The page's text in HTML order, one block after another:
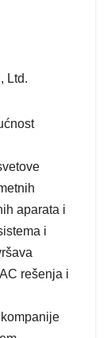
Ltd.
aparata i
i
rešenja i